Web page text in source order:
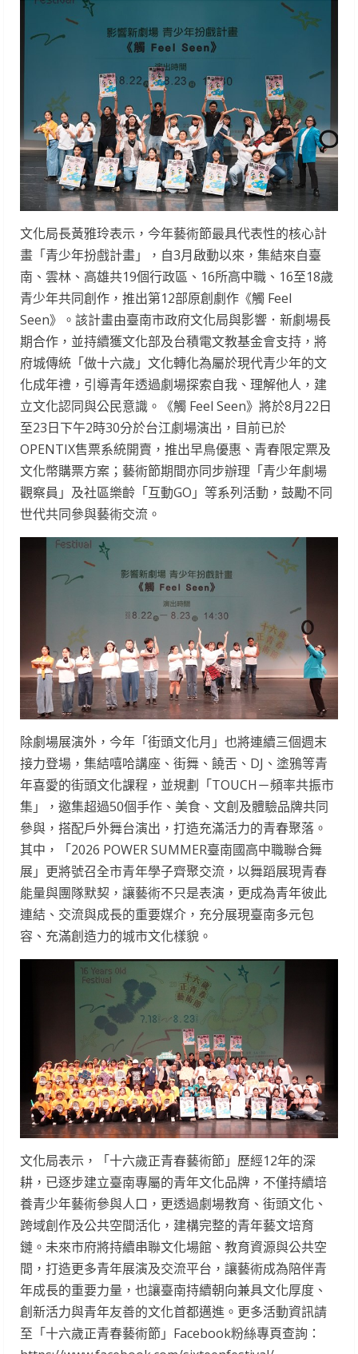
文化局長黃雅玲表示，今年藝術節最具代表性的核心計
畫「青少年扮戲計畫」，自3月啟動以來，集結來自臺
南、雲林、高雄共19個行政區、16所高中職、16至18歲
青少年共同創作，推出第12部原創劇作《觸 Feel
Seen》。該計畫由臺南市政府文化局與影響．新劇場長
期合作，並持續獲文化部及台積電文教基金會支持，將
府城傳統「做十六歲」文化轉化為屬於現代青少年的文
化成年禮，引導青年透過劇場探索自我、理解他人，建
立文化認同與公民意識。《觸 Feel Seen》將於8月22日
至23日下午2時30分於台江劇場演出，目前已於
OPENTIX售票系統開賣，推出早鳥優惠、青春限定票及
文化幣購票方案；藝術節期間亦同步辦理「青少年劇場
觀察員」及社區樂齡「互動GO」等系列活動，鼓勵不同
世代共同參與藝術交流。
除劇場展演外，今年「街頭文化月」也將連續三個週末
接力登場，集結嘻哈講座、街舞、饒舌、DJ、塗鴉等青
年喜愛的街頭文化課程，並規劃「TOUCH－頻率共振市
集」，邀集超過50個手作、美食、文創及體驗品牌共同
參與，搭配戶外舞台演出，打造充滿活力的青春聚落。
其中，「2026 POWER SUMMER臺南國高中職聯合舞
展」更將號召全市青年學子齊聚交流，以舞蹈展現青春
能量與團隊默契，讓藝術不只是表演，更成為青年彼此
連結、交流與成長的重要媒介，充分展現臺南多元包
容、充滿創造力的城市文化樣貌。
文化局表示，「十六歲正青春藝術節」歷經12年的深
耕，已逐步建立臺南專屬的青年文化品牌，不僅持續培
養青少年藝術參與人口，更透過劇場教育、街頭文化、
跨域創作及公共空間活化，建構完整的青年藝文培育
鏈。未來市府將持續串聯文化場館、教育資源與公共空
間，打造更多青年展演及交流平台，讓藝術成為陪伴青
年成長的重要力量，也讓臺南持續朝向兼具文化厚度、
創新活力與青年友善的文化首都邁進。更多活動資訊請
至「十六歲正青春藝術節」Facebook粉絲專頁查詢：